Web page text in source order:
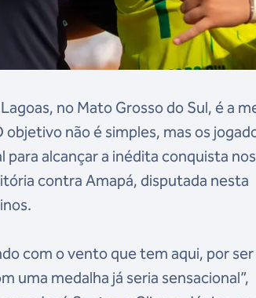
no Mato Grosso do Sul, é a
não é simples, mas os
alcançar a inédita conquista nos
contra Amapá, disputada nesta
com o vento que tem aqui, por ser
uma medalha já seria sensacional”,